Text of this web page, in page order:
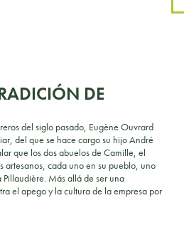
DE
del siglo pasado, Eugène Ouvrard
del que se hace cargo su hijo André
que los dos abuelos de Camille, el
artesanos, cada uno en su pueblo, uno
Más allá de ser una
el apego y la cultura de la empresa por